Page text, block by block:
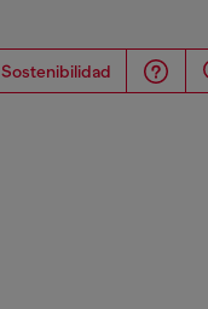
Sostenibilidad